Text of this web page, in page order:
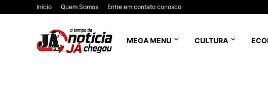
Início Quem Somos Entre em contato conosco
MEGA MENU CULTURA